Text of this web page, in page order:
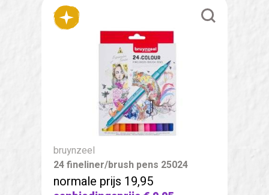
bruynzeel
24 fineliner/brush pens 25024
normale prijs 19,95